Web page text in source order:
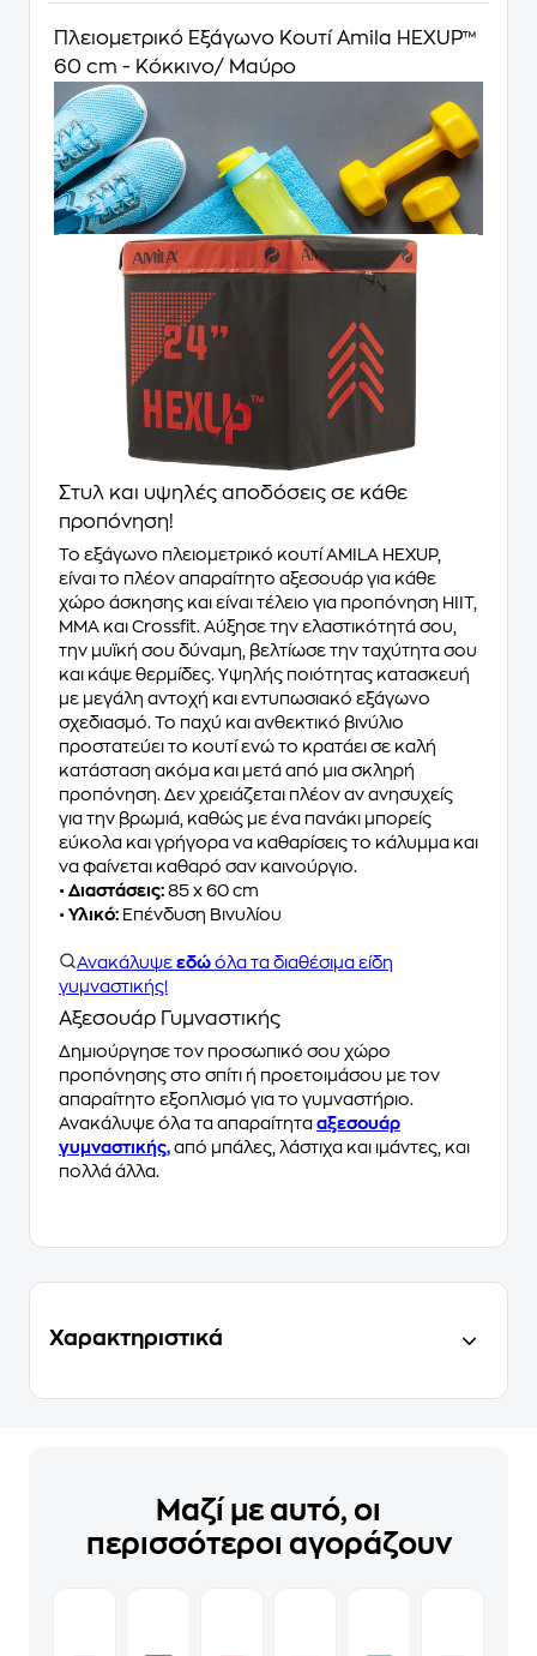
Πλειομετρικό Εξάγωνο Κουτί Amila HEXUP™
60 cm - Κόκκινο/ Μαύρο
Στυλ και υψηλές αποδόσεις σε κάθε
προπόνηση!
Το εξάγωνο πλειομετρικό κουτί AMILA HEXUP,
είναι το πλέον απαραίτητο αξεσουάρ για κάθε
χώρο άσκησης και είναι τέλειο για προπόνηση HIIT,
MMA και Crossfit. Αύξησε την ελαστικότητά σου,
την μυϊκή σου δύναμη, βελτίωσε την ταχύτητα σου
και κάψε θερμίδες. Υψηλής ποιότητας κατασκευή
με μεγάλη αντοχή και εντυπωσιακό εξάγωνο
σχεδιασμό. Το παχύ και ανθεκτικό βινύλιο
προστατεύει το κουτί ενώ το κρατάει σε καλή
κατάσταση ακόμα και μετά από μια σκληρή
προπόνηση. Δεν χρειάζεται πλέον αν ανησυχείς
για την βρωμιά, καθώς με ένα πανάκι μπορείς
εύκολα και γρήγορα να καθαρίσεις το κάλυμμα και
να φαίνεται καθαρό σαν καινούργιο.
• Διαστάσεις: 85 x 60 cm
• Υλικό: Επένδυση Βινυλίου
Ανακάλυψε εδώ όλα τα διαθέσιμα είδη
γυμναστικής!
Αξεσουάρ Γυμναστικής
Δημιούργησε τον προσωπικό σου χώρο
προπόνησης στο σπίτι ή προετοιμάσου με τον
απαραίτητο εξοπλισμό για το γυμναστήριο.
Ανακάλυψε όλα τα απαραίτητα αξεσουάρ
γυμναστικής, από μπάλες, λάστιχα και ιμάντες, και
πολλά άλλα.
Χαρακτηριστικά
Μαζί με αυτό, οι
περισσότεροι αγοράζουν